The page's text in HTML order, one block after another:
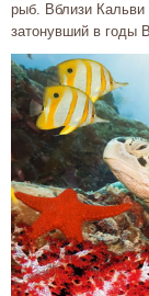
рыб. Вблизи
затонувший в годы